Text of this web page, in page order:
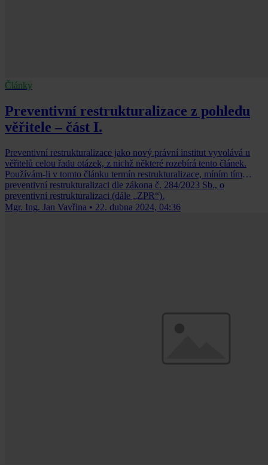
Články
Preventivní restrukturalizace z pohledu
věřitele – část I.
Preventivní restrukturalizace jako nový právní institut vyvolává u
věřitelů celou řadu otázek, z nichž některé rozebírá tento článek.
Používám-li v tomto článku termín restrukturalizace, míním tím
preventivní restrukturalizaci dle zákona č. 284/2023 Sb., o
preventivní restrukturalizaci (dále „ZPR“).
Mgr. Ing. Jan Vavřina • 22. dubna 2024, 04:36